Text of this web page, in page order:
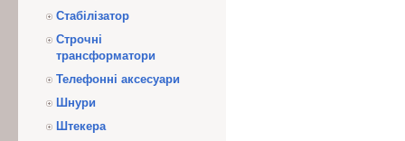
Стабілізатор
Строчні
трансформатори
Телефонні аксесуари
Шнури
Штекера